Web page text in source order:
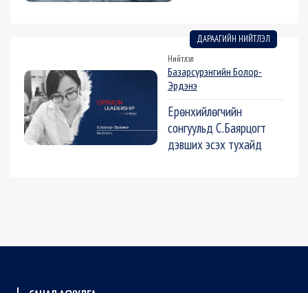
ДАРААГИЙН НИЙТЛЭЛ
Нийтлэл
Базарсүрэнгийн Болор-
Эрдэнэ
Ерөнхийлөгчийн
сонгуульд С.Баярцогт
дэвших эсэх тухайд